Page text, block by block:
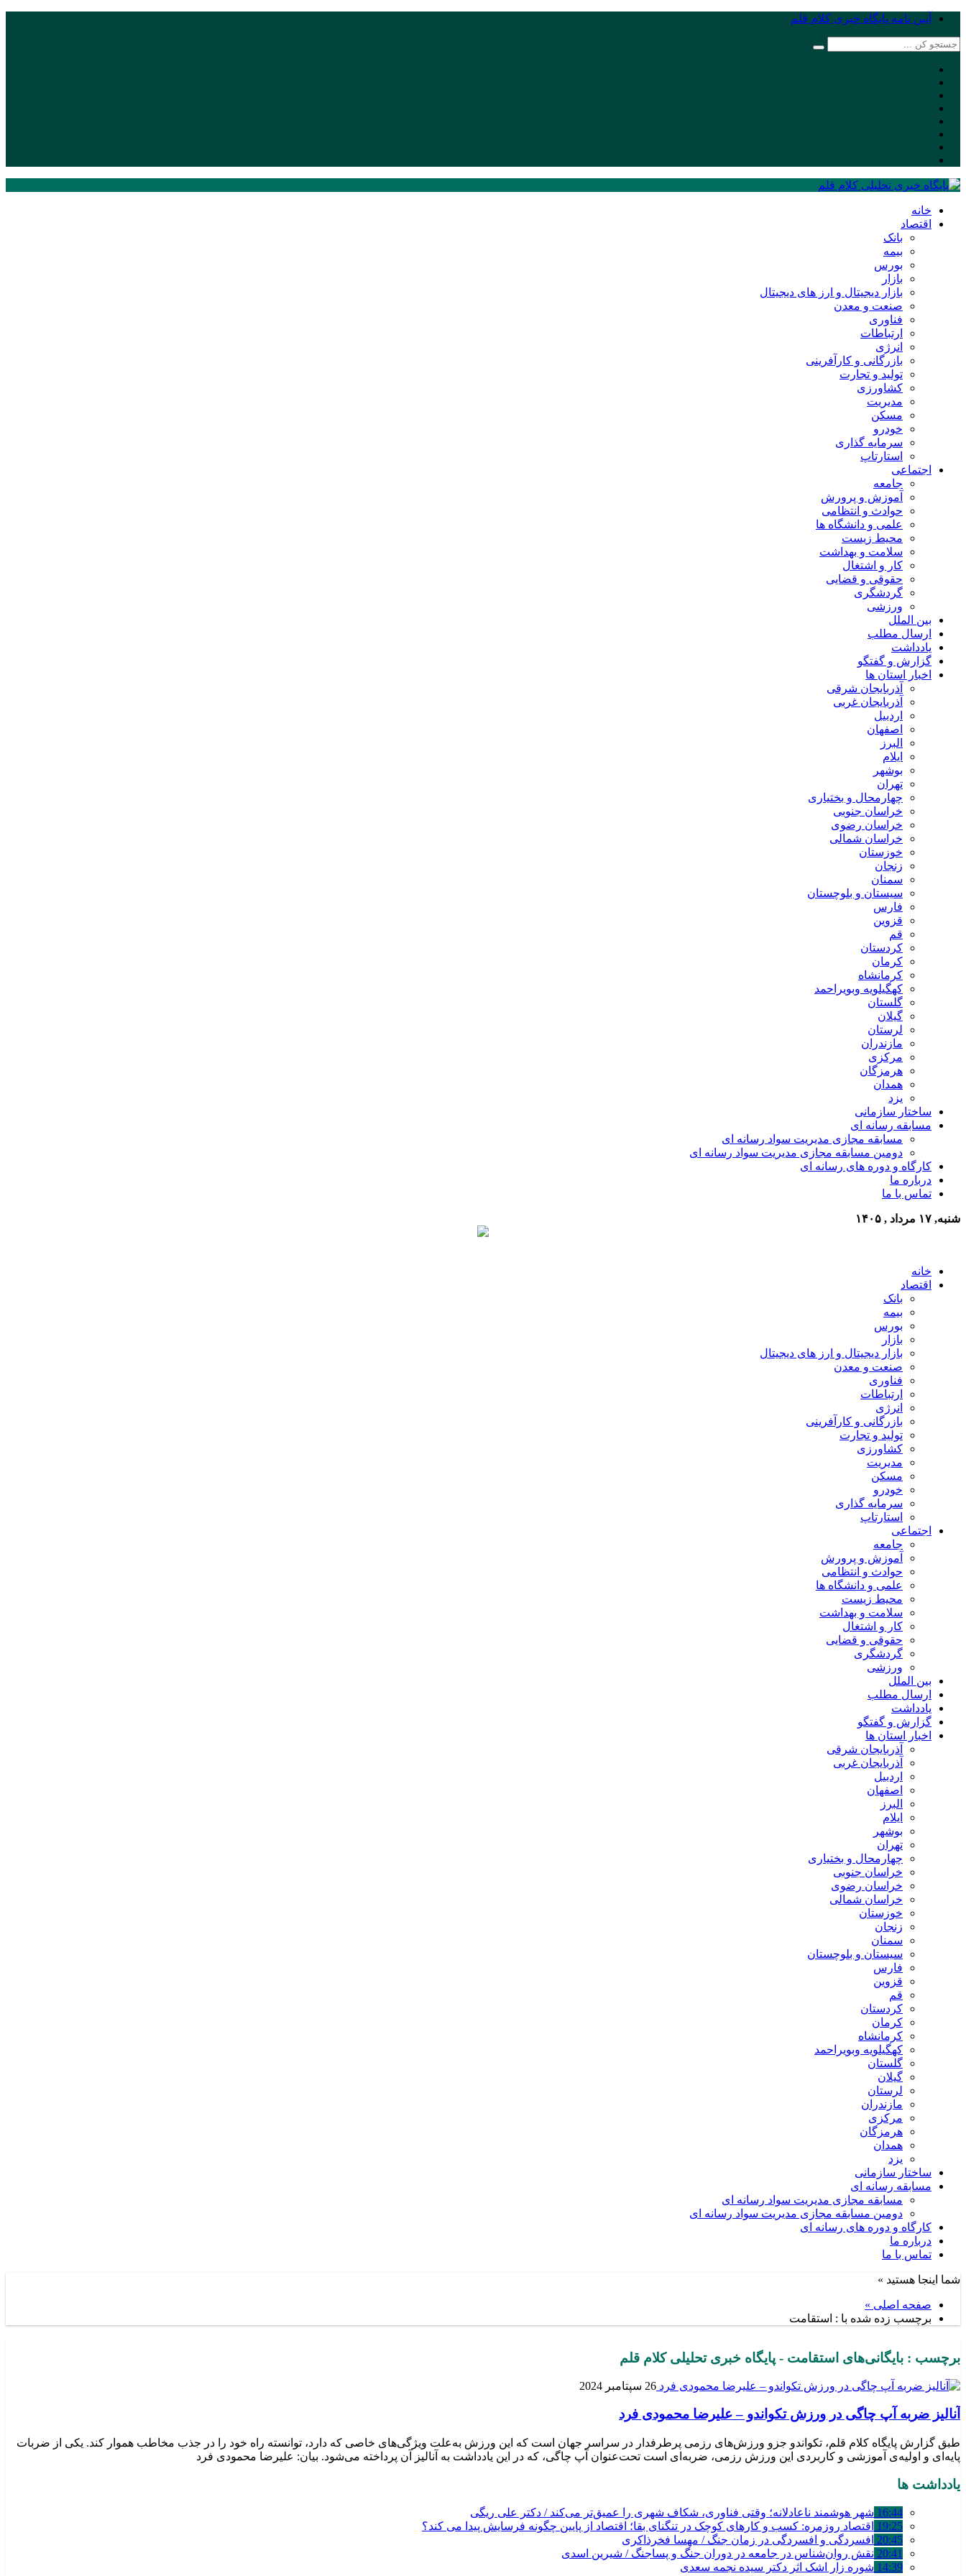
آیین نامه پایگاه خبری کلام قلم
خانه
اقتصاد
بانک
بیمه
بورس
بازار
بازار دیجیتال و ارز های دیجیتال
صنعت و معدن
فناوری
ارتباطات
انرژی
بازرگانی و کارآفرینی
تولید و تجارت
کشاورزی
مدیریت
مسکن
خودرو
سرمایه گذاری
استارتاپ
اجتماعی
جامعه
آموزش و پرورش
حوادث و انتظامی
علمی و دانشگاه ها
محیط زیست
سلامت و بهداشت
کار و اشتغال
حقوقی و قضایی
گردشگری
ورزشی
بین الملل
ارسال مطلب
یادداشت
گزارش و گفتگو
اخبار استان ها
آذربایجان شرقی
آذربایجان غربی
اردبیل
اصفهان
البرز
ایلام
بوشهر
تهران
چهارمحال و بختیاری
خراسان جنوبی
خراسان رضوی
خراسان شمالی
خوزستان
زنجان
سمنان
سیستان و بلوچستان
فارس
قزوین
قم
کردستان
کرمان
کرمانشاه
کهگیلویه وبویراحمد
گلستان
گیلان
لرستان
مازندران
مرکزی
هرمزگان
همدان
یزد
ساختار سازمانی
مسابقه رسانه ای
مسابقه مجازی مدیریت سواد رسانه ای
دومین مسابقه مجازی مدیریت سواد رسانه ای
کارگاه و دوره های رسانه ای
درباره ما
تماس با ما
شنبه, ۱۷ مرداد , ۱۴۰۵
خانه
اقتصاد
بانک
بیمه
بورس
بازار
بازار دیجیتال و ارز های دیجیتال
صنعت و معدن
فناوری
ارتباطات
انرژی
بازرگانی و کارآفرینی
تولید و تجارت
کشاورزی
مدیریت
مسکن
خودرو
سرمایه گذاری
استارتاپ
اجتماعی
جامعه
آموزش و پرورش
حوادث و انتظامی
علمی و دانشگاه ها
محیط زیست
سلامت و بهداشت
کار و اشتغال
حقوقی و قضایی
گردشگری
ورزشی
بین الملل
ارسال مطلب
یادداشت
گزارش و گفتگو
اخبار استان ها
آذربایجان شرقی
آذربایجان غربی
اردبیل
اصفهان
البرز
ایلام
بوشهر
تهران
چهارمحال و بختیاری
خراسان جنوبی
خراسان رضوی
خراسان شمالی
خوزستان
زنجان
سمنان
سیستان و بلوچستان
فارس
قزوین
قم
کردستان
کرمان
کرمانشاه
کهگیلویه وبویراحمد
گلستان
گیلان
لرستان
مازندران
مرکزی
هرمزگان
همدان
یزد
ساختار سازمانی
مسابقه رسانه ای
مسابقه مجازی مدیریت سواد رسانه ای
دومین مسابقه مجازی مدیریت سواد رسانه ای
کارگاه و دوره های رسانه ای
درباره ما
تماس با ما
شما اینجا هستید »
صفحه اصلی »
برچسب زده شده با : استقامت
برچسب : بایگانی‌های استقامت - پایگاه خبری تحلیلی کلام قلم
26 سپتامبر 2024
آنالیز ضربه آپ چاگی در ورزش تکواندو – علیرضا محمودی فرد
طبق گزارش پایگاه کلام قلم، تکواندو جزو ورزش‌های رزمی پرطرفدار در سراسر جهان است که این ورزش به‌علت ویژگی‌های خاصی که دارد، توانسته راه خود را در جذب مخاطب هموار کند. یکی از ضربات
پایه‌ای و اولیه‌ی آموزشی و کاربردی این ورزش رزمی، ضربه‌ای است تحت‌عنوان آپ چاگی، که در این یادداشت به آنالیز آن پرداخته می‌شود. بیان: علیرضا محمودی فرد
یادداشت ها
16:44 شهر هوشمند ناعادلانه؛ وقتی فناوری، شکاف شهری را عمیق‌تر می‌کند / دکتر علی ریگی
19:25 اقتصاد روزمره: کسب‌ و کارهای کوچک در تنگنای بقا؛ اقتصاد از پایین چگونه فرسایش پیدا می کند؟
20:45 افسردگی و افسردگی در زمان جنگ / مهسا فخرذاکری
20:41 نقش روان‌شناس در جامعه در دوران جنگ و پساجنگ / شیرین اسدی
14:39 شوره زار اشک اثر دکتر سیده نجمه سعدی